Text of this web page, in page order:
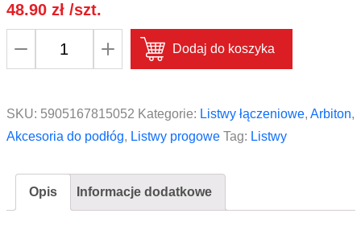
48.90 zł/szt.
okleinowany
Arbiton
kolor
Dodaj do koszyka
SKU: 5905167815052 Kategorie: Listwy łączeniowe, Arbiton,
Akcesoria do podłóg, Listwy progowe Tag: Listwy
Opis Informacje dodatkowe